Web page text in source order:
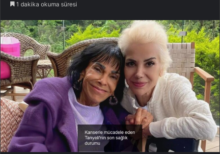
1 dakika okuma süresi